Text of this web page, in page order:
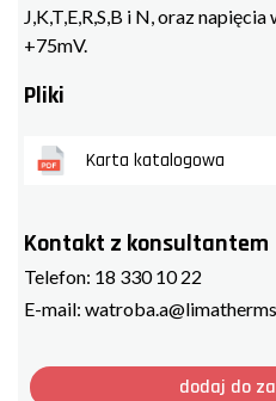
J,K,T,E,R,S,B i N, oraz
+75mV.
Pliki
Karta katalogowa
Kontakt z konsultantem
Telefon: 18 330 10 22
E-mail:
dodaj do